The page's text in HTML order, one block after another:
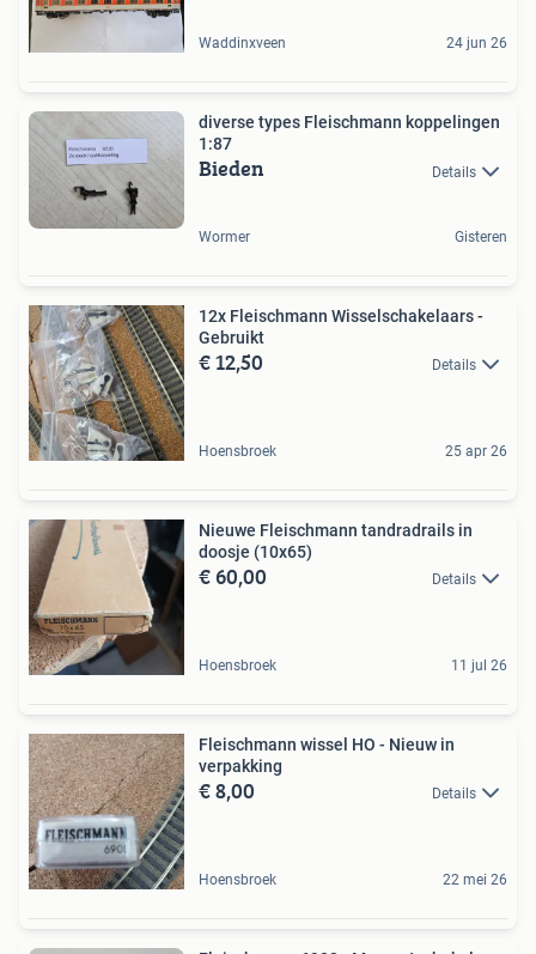
Waddinxveen 24 jun 26
diverse types Fleischmann koppelingen
1:87
Bieden Details
Wormer Gisteren
12x Fleischmann Wisselschakelaars -
Gebruikt
€ 12,50 Details
Hoensbroek 25 apr 26
Nieuwe Fleischmann tandradrails in
doosje (10x65)
€ 60,00 Details
Hoensbroek 11 jul 26
Fleischmann wissel HO - Nieuw in
verpakking
€ 8,00 Details
Hoensbroek 22 mei 26